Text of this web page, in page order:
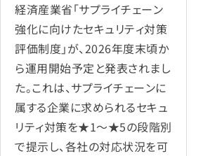
経済産業省「サプライチェーン
強化に向けたセキュリティ対策
評価制度」が、2026年度末頃か
ら運用開始予定と発表されまし
た。これは、サプライチェーンに
属する企業に求められるセキュ
リティ対策を★1～★5の段階別
で提示し、各社の対応状況を可